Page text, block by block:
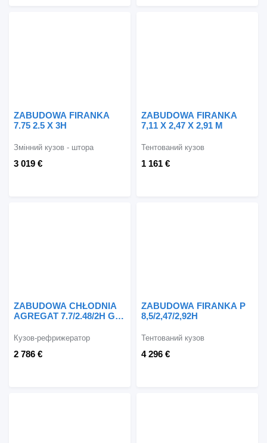
ZABUDOWA FIRANKA
7.75 2.5 X 3H
3 019 €
Змінний кузов - штора
ZABUDOWA FIRANKA
7,11 X 2,47 X 2,91 M
1 161 €
Тентований кузов
ZABUDOWA CHŁODNIA
AGREGAT 7.7/2.48/2H GR
2 786 €
Кузов-рефрижератор
ZABUDOWA FIRANKA P
8,5/2,47/2,92H
4 296 €
Тентований кузов